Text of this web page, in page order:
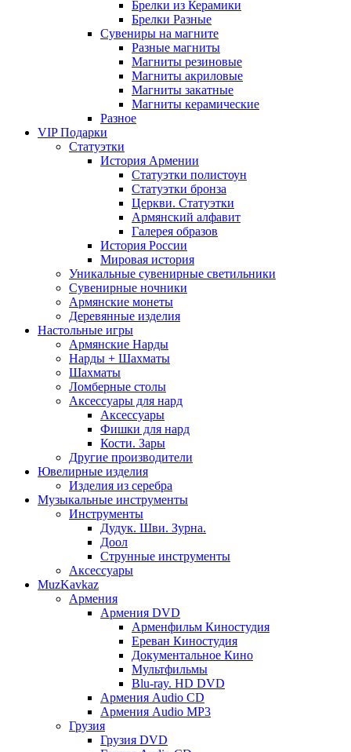
Брелки из Керамики
Брелки Разные
Сувениры на магните
Разные магниты
Магниты резиновые
Магниты акриловые
Магниты закатные
Магниты керамические
Разное
VIP Подарки
Статуэтки
История Армении
Статуэтки полистоун
Статуэтки бронза
Церкви. Статуэтки
Армянский алфавит
Галерея образов
История России
Мировая история
Уникальные сувенирные светильники
Сувенирные ночники
Армянские монеты
Деревянные изделия
Настольные игры
Армянские Нарды
Нарды + Шахматы
Шахматы
Ломберные столы
Аксессуары для нард
Аксессуары
Фишки для нард
Кости. Зары
Другие производители
Ювелирные изделия
Изделия из серебра
Музыкальные инструменты
Инструменты
Дудук. Шви. Зурна.
Доол
Струнные инструменты
Аксессуары
MuzKavkaz
Армения
Армения DVD
Арменфильм Киностудия
Ереван Киностудия
Документальное Кино
Мультфильмы
Blu-ray. HD DVD
Армения Audio CD
Армения Audio MP3
Грузия
Грузия DVD